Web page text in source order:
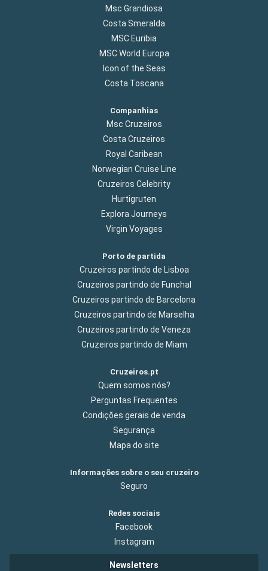
Msc Grandiosa
Costa Smeralda
MSC Euribia
MSC World Europa
Icon of the Seas
Costa Toscana
Companhias
Msc Cruzeiros
Costa Cruzeiros
Royal Caribean
Norwegian Cruise Line
Cruzeiros Celebrity
Hurtigruten
Explora Journeys
Virgin Voyages
Porto de partida
Cruzeiros partindo de Lisboa
Cruzeiros partindo de Funchal
Cruzeiros partindo de Barcelona
Cruzeiros partindo de Marselha
Cruzeiros partindo de Veneza
Cruzeiros partindo de Miam
Cruzeiros.pt
Quem somos nós?
Perguntas Frequentes
Condições gerais de venda
Segurança
Mapa do site
Informações sobre o seu cruzeiro
Seguro
Redes sociais
Facebook
Instagram
Newsletters